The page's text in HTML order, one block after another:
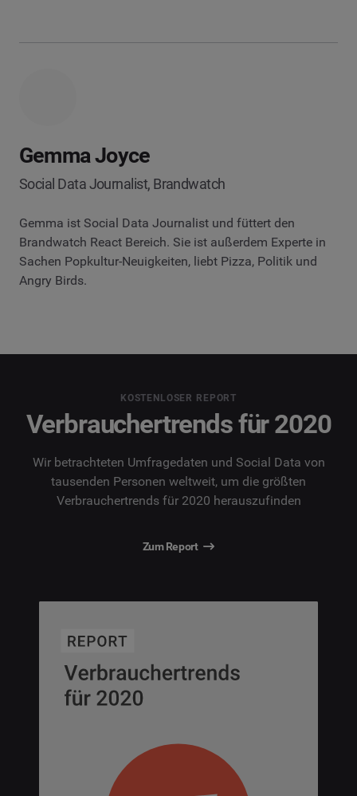
Social Data Journalist, Brandwatch
Brandwatch React Bereich. Sie ist außerdem Experte in
Sachen Popkultur-Neuigkeiten, liebt Pizza, Politik und
Angry Birds.
Verbrauchertrends für 2020
tausenden Personen weltweit, um die größten
Verbrauchertrends für 2020 herauszufinden